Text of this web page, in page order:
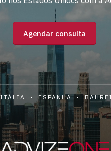
Agendar consulta
• ESPANHA •